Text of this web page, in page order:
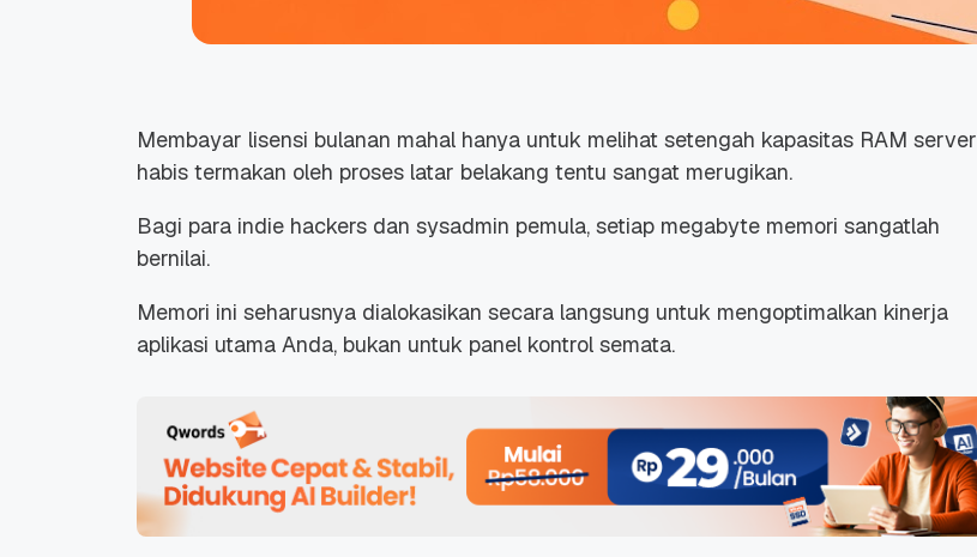
Membayar lisensi bulanan mahal hanya untuk melihat setengah kapasitas RAM server
habis termakan oleh proses latar belakang tentu sangat merugikan.
Bagi para indie hackers dan sysadmin pemula, setiap megabyte memori sangatlah
bernilai.
Memori ini seharusnya dialokasikan secara langsung untuk mengoptimalkan kinerja
aplikasi utama Anda, bukan untuk panel kontrol semata.